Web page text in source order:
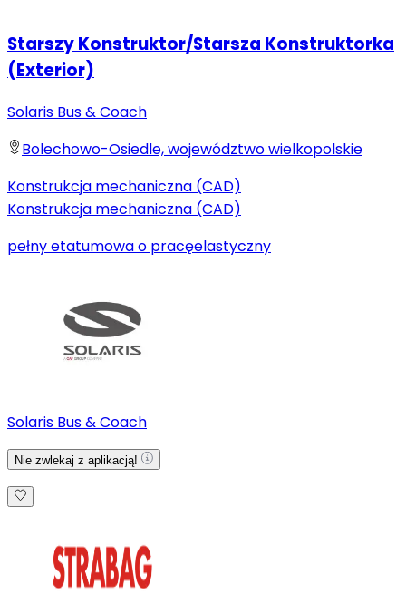
Starszy Konstruktor/Starsza Konstruktorka
(Exterior)
Solaris Bus & Coach
Bolechowo-Osiedle, województwo wielkopolskie
Konstrukcja mechaniczna (CAD)
Konstrukcja mechaniczna (CAD)
pełny etatumowa o pracęelastyczny
Solaris Bus & Coach
Nie zwlekaj z aplikacją!